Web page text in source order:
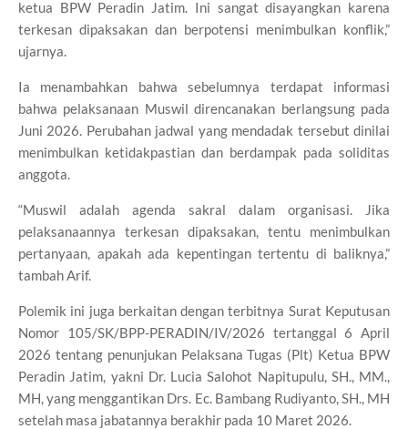
ketua BPW Peradin Jatim. Ini sangat disayangkan karena
terkesan dipaksakan dan berpotensi menimbulkan konflik,”
ujarnya.
Ia menambahkan bahwa sebelumnya terdapat informasi
bahwa pelaksanaan Muswil direncanakan berlangsung pada
Juni 2026. Perubahan jadwal yang mendadak tersebut dinilai
menimbulkan ketidakpastian dan berdampak pada soliditas
anggota.
“Muswil adalah agenda sakral dalam organisasi. Jika
pelaksanaannya terkesan dipaksakan, tentu menimbulkan
pertanyaan, apakah ada kepentingan tertentu di baliknya,”
tambah Arif.
Polemik ini juga berkaitan dengan terbitnya Surat Keputusan
Nomor 105/SK/BPP-PERADIN/IV/2026 tertanggal 6 April
2026 tentang penunjukan Pelaksana Tugas (Plt) Ketua BPW
Peradin Jatim, yakni Dr. Lucia Salohot Napitupulu, SH., MM.,
MH, yang menggantikan Drs. Ec. Bambang Rudiyanto, SH., MH
setelah masa jabatannya berakhir pada 10 Maret 2026.